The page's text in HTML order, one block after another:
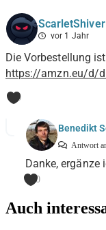
ScarletShiver
vor 1 Jahr
Die Vorbestellung
https://amzn.eu/d/
0
Benedikt
Antwort
Danke, ergänze
0
Auch